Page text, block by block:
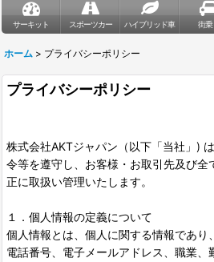
サーキット スポーツカー ハイブリッド車 街乗
ホーム > プライバシーポリシー
プライバシーポリシー
株式会社AKTジャパン（以下「当社」)
令等を遵守し、お客様・お取引先及び全
正に取扱い管理いたします。
１．個人情報の定義について
個人情報とは、個人に関する情報であり
電話番号、電子メールアドレス、職業、